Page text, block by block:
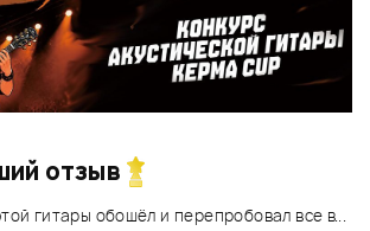
отзыв
гитары обошёл и перепробовал все в...